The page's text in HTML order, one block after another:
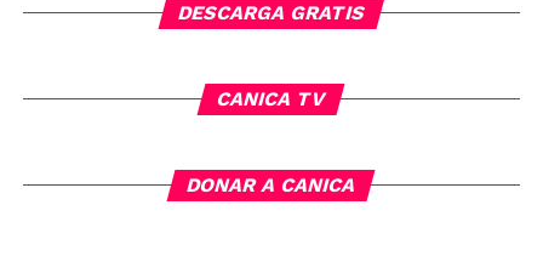
DESCARGA GRATIS
CANICA TV
DONAR A CANICA